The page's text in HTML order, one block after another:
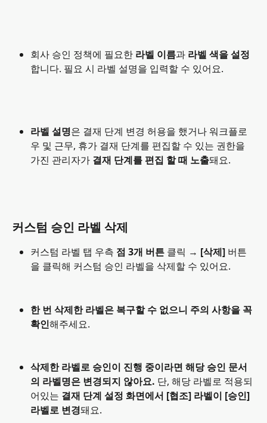
회사 승인 정책에 필요한 라벨 이름과 라벨 색을 설정
합니다. 필요 시 라벨 설명을 입력할 수 있어요.
라벨 설명은 결재 단계 변경 허용을 했거나 워크플로
우 및 근무, 휴가 결재 단계를 편집할 수 있는 권한을
가진 관리자가 결재 단계를 편집 할 때 노출돼요.
커스텀 승인 라벨 삭제
커스텀 라벨 탭 우측 점 3개 버튼 클릭 → [삭제] 버튼
을 클릭해 커스텀 승인 라벨을 삭제할 수 있어요.
한 번 삭제한 라벨은 복구할 수 없으니 주의 사항을 꼭
확인해주세요.
삭제한 라벨로 승인이 진행 중이라면 해당 승인 문서
의 라벨명은 변경되지 않아요. 단, 해당 라벨로 적용되
어있는 결재 단계 설정 화면에서 [협조] 라벨이 [승인]
라벨로 변경돼요.